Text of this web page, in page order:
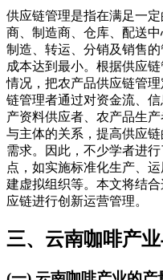
供应链管理是指在满足一
商、制造商、仓库、配送
制造、转运、分销及销售
成本达到最小。根据供应
情况，把农产品供应链管
链管理者通过对资金流、
产资料供应者、农产品生
与主体的关系，提高供应
需求。因此，不少学者进
点，如实施标准化生产、
建虚拟组织等。本文将结
应链进行创新运营管理。
三、云南咖啡产